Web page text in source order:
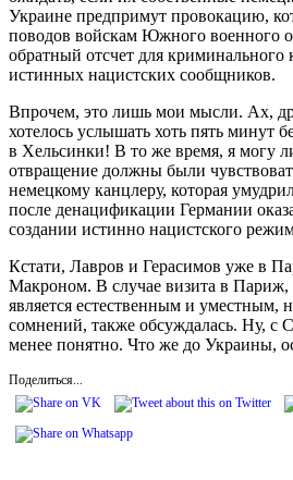
Украине предпримут провокацию,
поводов войскам Южного военного
обратный отсчет для криминального
истинных нацистских сообщников.
Впрочем, это лишь мои мысли. Ах,
хотелось услышать хоть пять минут
в Хельсинки! В то же время, я могу
отвращение должны были
немецкому канцлеру, которая
после денацификации Германии
создании истинно нацистского
Кстати, Лавров и Герасимов уже в
Макроном. В случае визита в
является естественным и уместным,
сомнений, также обсуждалась. Ну, с
менее понятно. Что же до Украины,
Поделиться...